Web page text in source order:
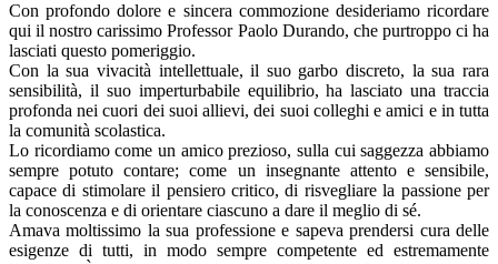
Con profondo dolore e sincera commozione desideriamo ricordare
qui il nostro carissimo Professor Paolo Durando, che purtroppo ci ha
lasciati questo pomeriggio.
Con la sua vivacità intellettuale, il suo garbo discreto, la sua rara
sensibilità, il suo imperturbabile equilibrio, ha lasciato una traccia
profonda nei cuori dei suoi allievi, dei suoi colleghi e amici e in tutta
la comunità scolastica.
Lo ricordiamo come un amico prezioso, sulla cui saggezza abbiamo
sempre potuto contare; come un insegnante attento e sensibile,
capace di stimolare il pensiero critico, di risvegliare la passione per
la conoscenza e di orientare ciascuno a dare il meglio di sé.
Amava moltissimo la sua professione e sapeva prendersi cura delle
esigenze di tutti, in modo sempre competente ed estremamente